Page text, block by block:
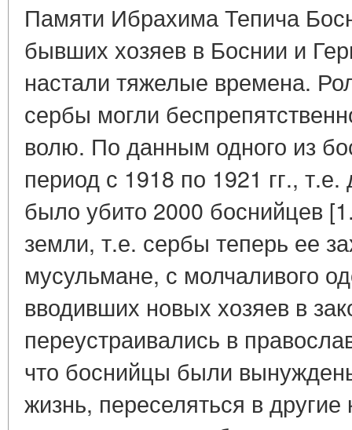
Памяти Ибрахима Тепича
бывших хозяев в Боснии и
настали тяжелые времена.
сербы могли
волю. По данным одного из
период с 1918 по 1921 гг.,
было убито 2000 боснийцев
земли, т.е. сербы теперь ее
мусульмане, с молчаливого
вводивших новых хозяев в
переустраивались в
что боснийцы были
жизнь, переселяться в